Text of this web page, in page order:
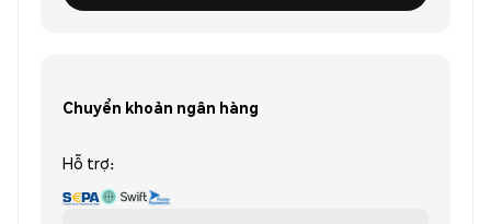
Chuyển khoản ngân hàng
Hỗ trợ: